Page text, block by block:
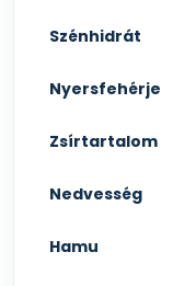
Szénhidrát
Nyersfehérje
Zsírtartalom
Nedvesség
Hamu